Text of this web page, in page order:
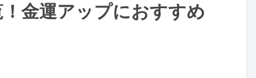
金運アップにおすすめ